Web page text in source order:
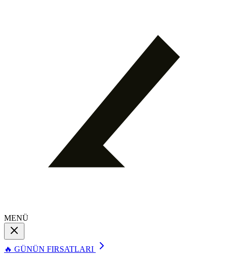
MENÜ
🔥 GÜNÜN FIRSATLARI